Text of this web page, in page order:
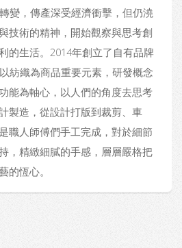
變，傳產深受經濟衝擊，但仍澆
技術的精神，開始觀察與思考創
的生活。2014年創立了自有品牌
紡織為商品重要元素，研發概念
能為軸心，以人們的角度去思考
製造，從設計打版到裁剪、車
職人師傅們手工完成，對於細節
，精緻細膩的手感，層層嚴格把
的恆心。